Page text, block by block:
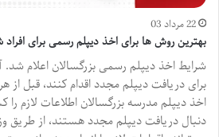
22 مرداد 03
بهترین روش ها برای اخذ دیپلم رسمی برای افراد
شرایط اخذ دیپلم رسمی بزرگسالان اعلام شد.
برای دریافت دیپلم مجدد اقدام کنند، قبل از
اخذ دیپلم مدرسه بزرگسالان اطلاعات لازم را
دنبال دریافت دیپلم مجدد هستند، از طریق